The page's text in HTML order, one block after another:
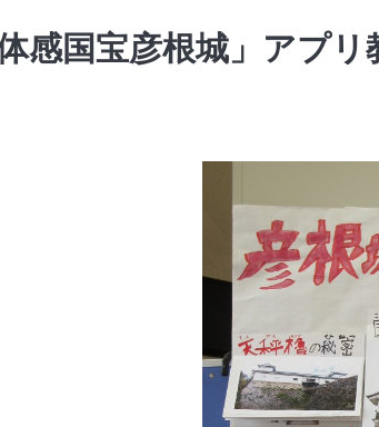
体感国宝彦根城」アプ